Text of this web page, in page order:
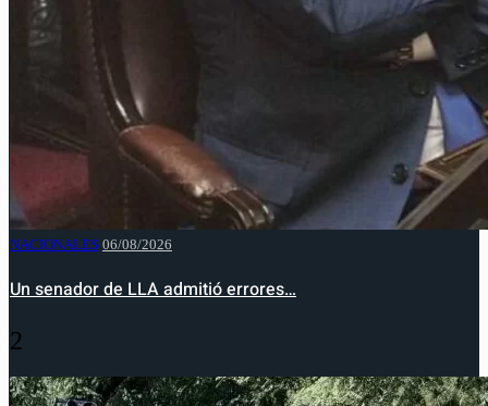
NACIONALES 06/08/2026
Un senador de LLA admitió errores…
2